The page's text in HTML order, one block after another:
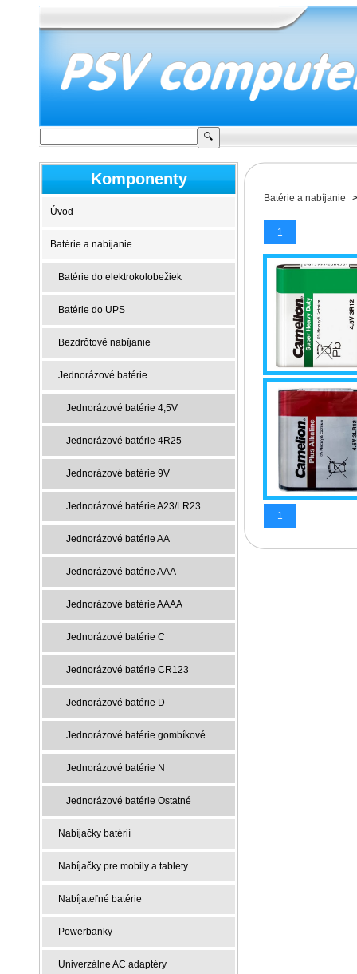
Komponenty
Úvod
Batérie a nabíjanie
Batérie do elektrokolobežiek
Batérie do UPS
Bezdrôtové nabíjanie
Jednorázové batérie
Jednorázové batérie 4,5V
Jednorázové batérie 4R25
Jednorázové batérie 9V
Jednorázové batérie A23/LR23
Jednorázové batérie AA
Jednorázové batérie AAA
Jednorázové batérie AAAA
Jednorázové batérie C
Jednorázové batérie CR123
Jednorázové batérie D
Jednorázové batérie gombíkové
Jednorázové batérie N
Jednorázové batérie Ostatné
Nabíjačky batérií
Nabíjačky pre mobily a tablety
Nabíjateľné batérie
Powerbanky
Univerzálne AC adaptéry
Batérie a nabíjanie >
1
1